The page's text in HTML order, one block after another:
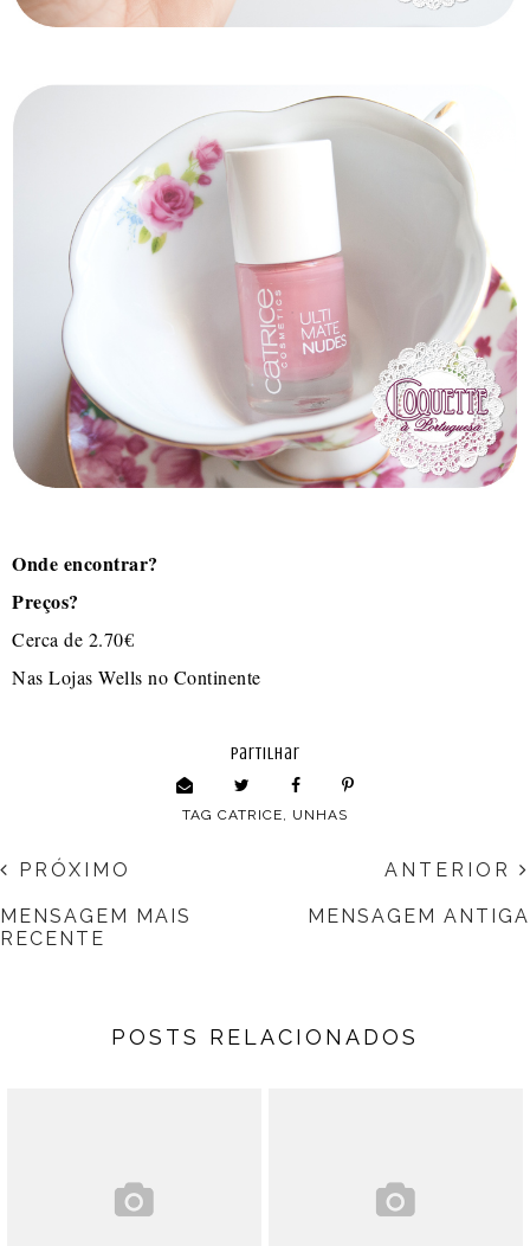
Onde encontrar?
Preços?
Cerca de 2.70€
Nas Lojas Wells no Continente
partilhar
TAG CATRICE, UNHAS
ANTERIOR
MENSAGEM ANTIGA
PRÓXIMO
MENSAGEM MAIS
RECENTE
POSTS RELACIONADOS